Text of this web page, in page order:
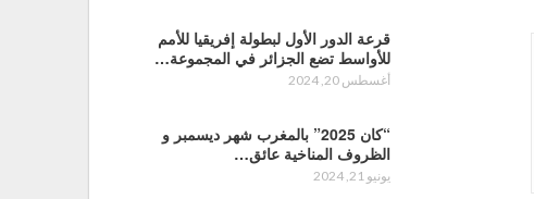
قرعة الدور الأول لبطولة إفريقيا للأمم
للأواسط تضع الجزائر في المجموعة…
أغسطس 20, 2024
“كان 2025” بالمغرب شهر ديسمبر و
الظروف المناخية عائق…
يونيو 21, 2024